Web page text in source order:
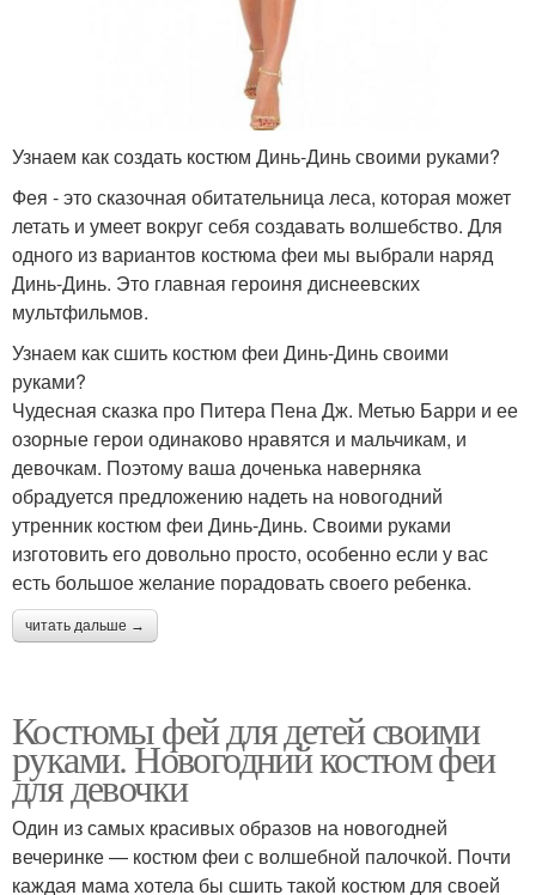
Узнаем как создать костюм Динь-Динь своими руками?
Фея - это сказочная обитательница леса, которая может
летать и умеет вокруг себя создавать волшебство. Для
одного из вариантов костюма феи мы выбрали наряд
Динь-Динь. Это главная героиня диснеевских
мультфильмов.
Узнаем как сшить костюм феи Динь-Динь своими
руками?
Чудесная сказка про Питера Пена Дж. Метью Барри и ее
озорные герои одинаково нравятся и мальчикам, и
девочкам. Поэтому ваша доченька наверняка
обрадуется предложению надеть на новогодний
утренник костюм феи Динь-Динь. Своими руками
изготовить его довольно просто, особенно если у вас
есть большое желание порадовать своего ребенка.
читать дальше →
Костюмы фей для детей своими
руками. Новогодний костюм феи
для девочки
Один из самых красивых образов на новогодней
вечеринке — костюм феи с волшебной палочкой. Почти
каждая мама хотела бы сшить такой костюм для своей